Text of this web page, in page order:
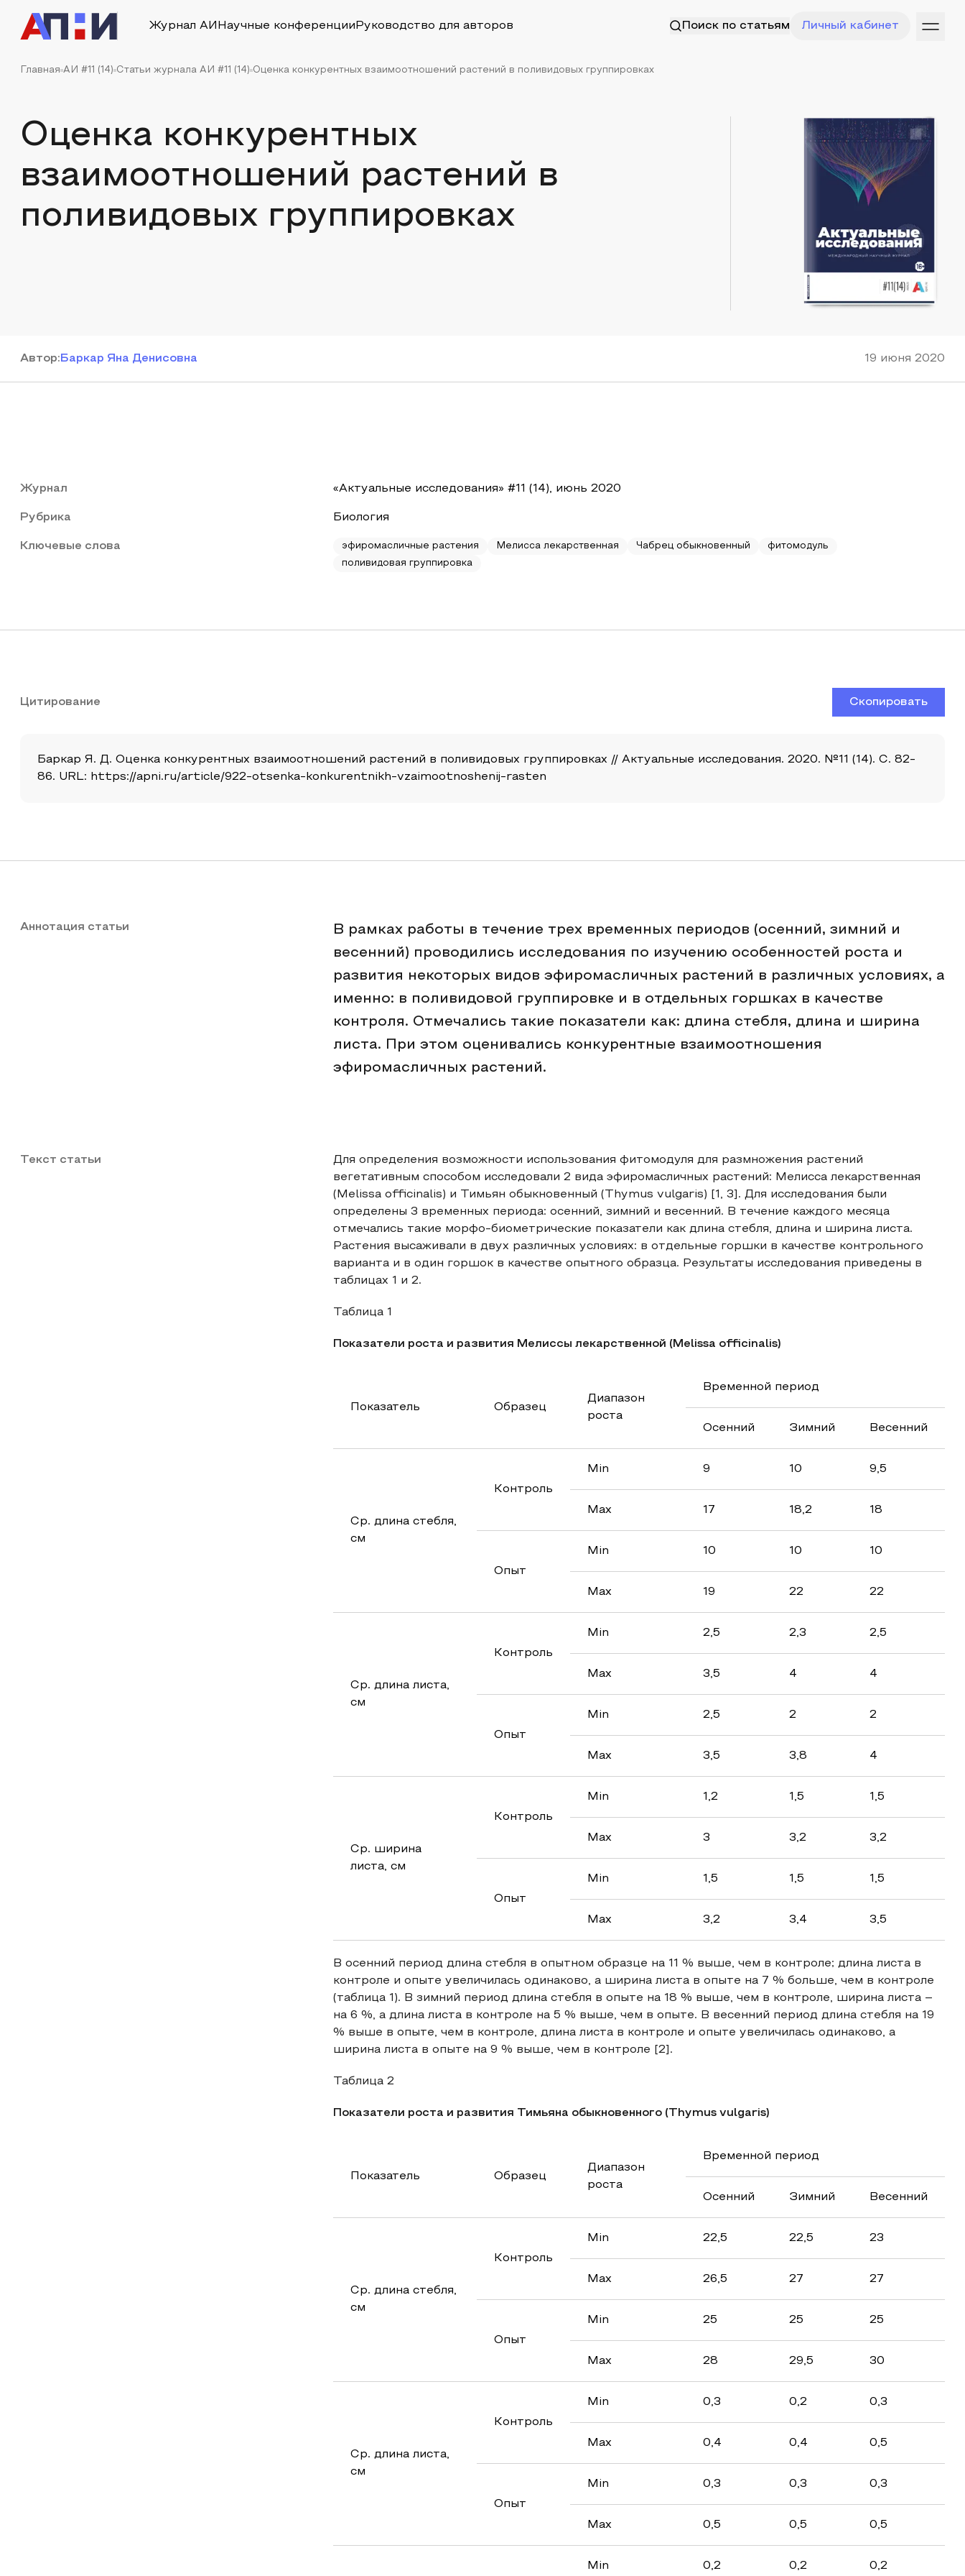
Журнал АИ Научные конференции Руководство для авторов Поиск по статьям Личный кабинет
Главная АИ #11 (14) Статьи журнала АИ #11 (14) Оценка конкурентных взаимоотношений растений в поливидовых группировках
Оценка конкурентных
взаимоотношений растений в
поливидовых группировках
Автор: Баркар Яна Денисовна 19 июня 2020
Журнал «Актуальные исследования» #11 (14), июнь 2020
Рубрика Биология
Ключевые слова эфиромасличные растения Мелисса лекарственная Чабрец обыкновенный
фитомодуль
поливидовая группировка
Цитирование Скопировать
Баркар Я. Д. Оценка конкурентных взаимоотношений растений в поливидовых группировках // Актуальные исследования. 2020. №11 (14). С. 82-
86. URL: https://apni.ru/article/922-otsenka-konkurentnikh-vzaimootnoshenij-rasten
Аннотация статьи
В рамках работы в течение трех временных периодов (осенний, зимний и
весенний) проводились исследования по изучению особенностей роста и
развития некоторых видов эфиромасличных растений в различных условиях, а
именно: в поливидовой группировке и в отдельных горшках в качестве
контроля. Отмечались такие показатели как: длина стебля, длина и ширина
листа. При этом оценивались конкурентные взаимоотношения
эфиромасличных растений.
Текст статьи
Для определения возможности использования фитомодуля для размножения растений
вегетативным способом исследовали 2 вида эфиромасличных растений: Мелисса лекарственная
(Melissa officinalis) и Тимьян обыкновенный (Thymus vulgaris) [1, 3]. Для исследования были
определены 3 временных периода: осенний, зимний и весенний. В течение каждого месяца
отмечались такие морфо-биометрические показатели как длина стебля, длина и ширина листа.
Растения высаживали в двух различных условиях: в отдельные горшки в качестве контрольного
варианта и в один горшок в качестве опытного образца. Результаты исследования приведены в
таблицах 1 и 2.
Таблица 1
Показатели роста и развития Мелиссы лекарственной (Melissa officinalis)
Показатель Образец
Диапазон
роста
Временной период
Осенний Зимний Весенний
Ср. длина стебля,
см
Контроль
Min 9 10 9,5
Max 17 18,2 18
Опыт
Min 10 10 10
Max 19 22 22
Ср. длина листа,
см
Контроль
Min 2,5 2,3 2,5
Max 3,5 4 4
Опыт
Min 2,5 2 2
Max 3,5 3,8 4
Ср. ширина
листа, см
Контроль
Min 1,2 1,5 1,5
Max 3 3,2 3,2
Опыт
Min 1,5 1,5 1,5
Max 3,2 3,4 3,5
В осенний период длина стебля в опытном образце на 11 % выше, чем в контроле; длина листа в
контроле и опыте увеличилась одинаково, а ширина листа в опыте на 7 % больше, чем в контроле
(таблица 1). В зимний период длина стебля в опыте на 18 % выше, чем в контроле, ширина листа –
на 6 %, а длина листа в контроле на 5 % выше, чем в опыте. В весенний период длина стебля на 19
% выше в опыте, чем в контроле, длина листа в контроле и опыте увеличилась одинаково, а
ширина листа в опыте на 9 % выше, чем в контроле [2].
Таблица 2
Показатели роста и развития Тимьяна обыкновенного (Thymus vulgaris)
Показатель Образец
Диапазон
роста
Временной период
Осенний Зимний Весенний
Ср. длина стебля,
см
Контроль
Min 22,5 22,5 23
Max 26,5 27 27
Опыт
Min 25 25 25
Max 28 29,5 30
Ср. длина листа,
см
Контроль
Min 0,3 0,2 0,3
Max 0,4 0,4 0,5
Опыт
Min 0,3 0,3 0,3
Max 0,5 0,5 0,5
Min 0,2 0,2 0,2